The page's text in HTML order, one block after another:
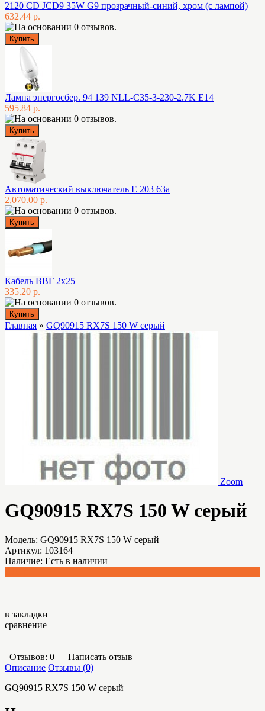
2120 CD JCD9 35W G9 прозрачный-синий, хром (с лампой)
632.44 р.
Лампа энергосбер. 94 139 NLL-C35-3-230-2.7K E14
595.84 р.
Автоматический выключатель E 203 63а
2,070.00 р.
Кабель ВВГ 2х25
335.20 р.
Главная » GQ90915 RX7S 150 W серый
Zoom
GQ90915 RX7S 150 W серый
Модель: GQ90915 RX7S 150 W серый
Артикул: 103164
Наличие: Есть в наличии
в закладки
сравнение
Отзывов: 0 | Написать отзыв
Описание Отзывы (0)
GQ90915 RX7S 150 W серый